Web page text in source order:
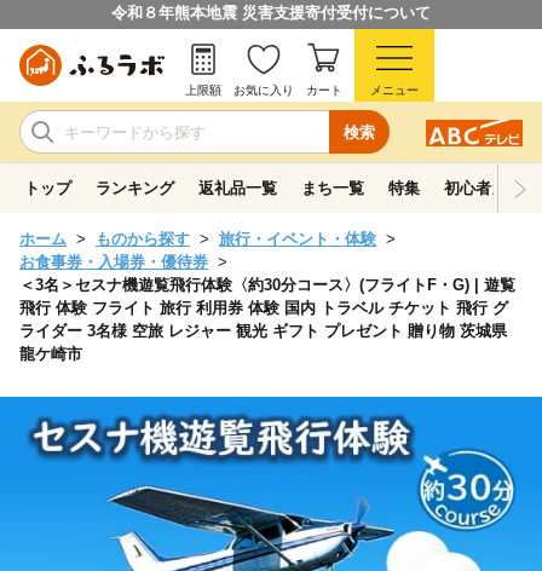
令和８年熊本地震 災害支援寄付受付について
検索
上限額 お気に入り カート メニュー
トップ ランキング 返礼品一覧 まち一覧 特集 初心者ガイド
ホーム ものから探す
旅行・イベント・体験
お食事券・入場券・優待券
＜3名＞セスナ機遊覧飛行体験〈約30分コース〉(フライトF・G) | 遊覧
飛行 体験 フライト 旅行 利用券 体験 国内 トラベル チケット 飛行 グ
ライダー 3名様 空旅 レジャー 観光 ギフト プレゼント 贈り物 茨城県
龍ケ崎市